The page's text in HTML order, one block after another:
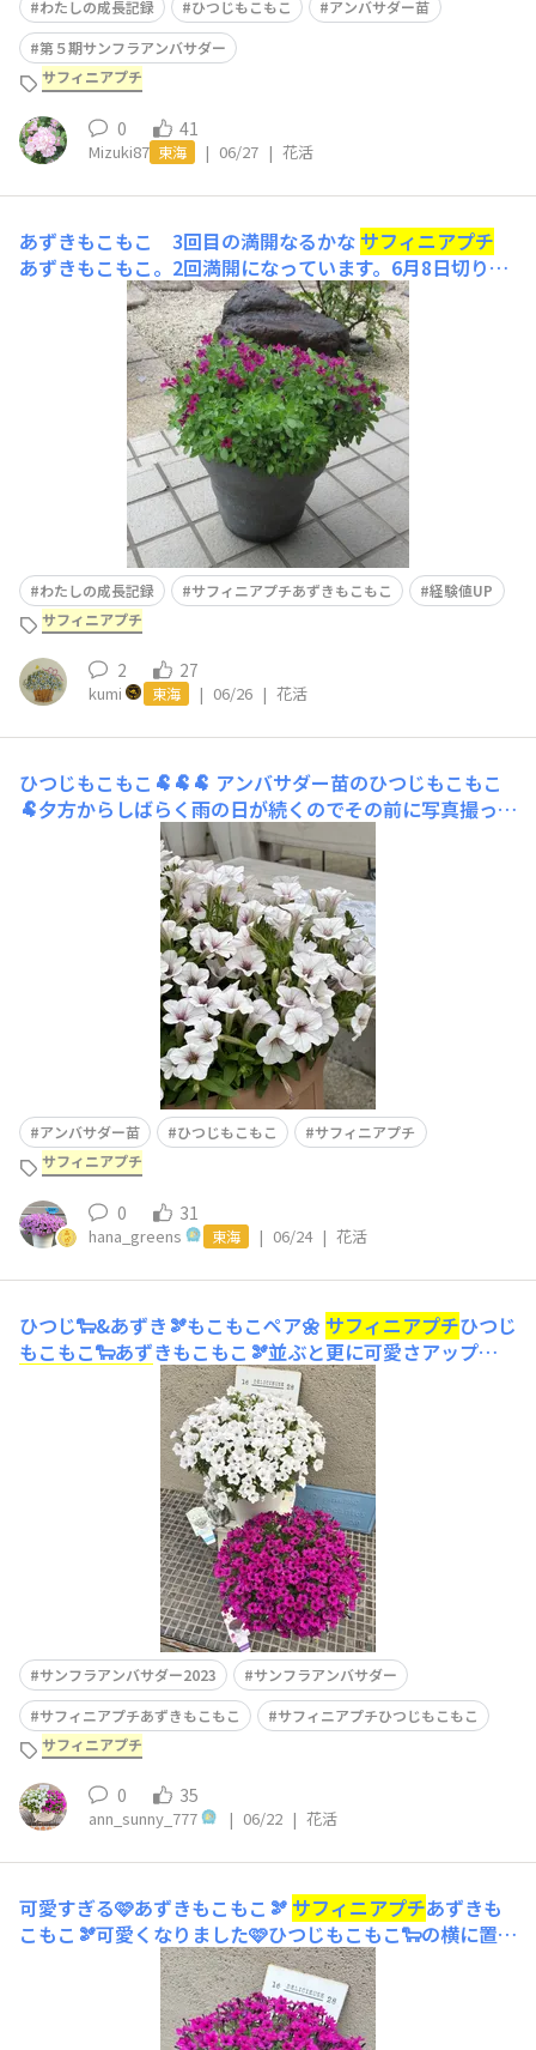
わたしの成長記録 ひつじもこもこ
アンバサダー苗
第５期サンフラアンバサダー
サフィニアプチ
0 41
Mizuki87 東海 | 06/27 | 花活
あずきもこもこ 3回目の満開なるかな サフィニアプチ
あずきもこもこ。2回満開になっています。6月8日切り戻
ししました。6月8日撮影 切り戻し前満開になってから
数日経過しています。6月8日撮影 切り戻し後半分くらい
悲惨な状態。切り戻しが遅れました(^_^;)6月20日新芽が
出てきました。よかった。6月26日撮影形は変ですが、復
わたしの成長記録 サフィニアプチあずきもこもこ
経験値UP
サフィニアプチ
2 27
kumi 東海 | 06/26 | 花活
ひつじもこもこ🐏🐏🐏 アンバサダー苗のひつじもこもこ
🐏夕方からしばらく雨の日が続くのでその前に写真撮って
おきました📷✨白い花弁の真ん中にほんのり広がる薄い紫
色のブロッチがちょっと大人っぽい雰囲気でいいですね
アンバサダー苗 ひつじもこもこ
サフィニアプチ
サフィニアプチ
0 31
hana_greens 東海 | 06/24 | 花活
ひつじ🐑&あずき🫘もこもこペア🌼 サフィニアプチひつじ
もこもこ🐑あずきもこもこ🫘並ぶと更に可愛さアップ😍
シリーズは、花色がもっと増えたら嬉しい
な〜💕名前も可愛い名前になりそうですね❣️
サンフラアンバサダー2023
サンフラアンバサダー
サフィニアプチあずきもこもこ
サフィニアプチひつじもこもこ
サフィニアプチ
0 35
ann_sunny_777 | 06/22 | 花活
可愛すぎる🩷あずきもこもこ🫘 サフィニアプチあずきも
こもこ🫘可愛くなりました🩷ひつじもこもこ🐑の横に置く
とさらに可愛いんです🩷🤍花殻つみを無心にプチプチする
のもストレス解消になっています🤭